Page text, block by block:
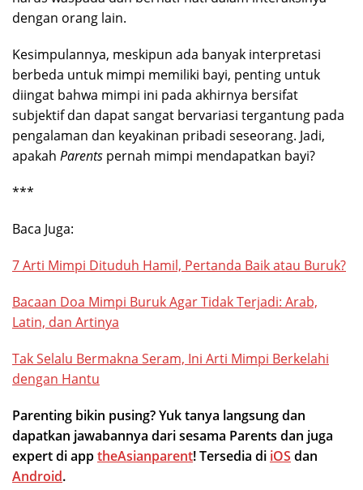
dengan orang lain.
Kesimpulannya, meskipun ada banyak interpretasi
berbeda untuk mimpi memiliki bayi, penting untuk
diingat bahwa mimpi ini pada akhirnya bersifat
subjektif dan dapat sangat bervariasi tergantung pada
pengalaman dan keyakinan pribadi seseorang. Jadi,
apakah Parents pernah mimpi mendapatkan bayi?
***
Baca Juga:
7 Arti Mimpi Dituduh Hamil, Pertanda Baik atau Buruk?
Bacaan Doa Mimpi Buruk Agar Tidak Terjadi: Arab,
Latin, dan Artinya
Tak Selalu Bermakna Seram, Ini Arti Mimpi Berkelahi
dengan Hantu
Parenting bikin pusing? Yuk tanya langsung dan
dapatkan jawabannya dari sesama Parents dan juga
expert di apptheAsianparent! Tersedia di iOS dan
Android.